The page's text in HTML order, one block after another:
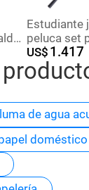
Estudiante
peluca set
party
party
US$ 1.417
de agua
doméstico